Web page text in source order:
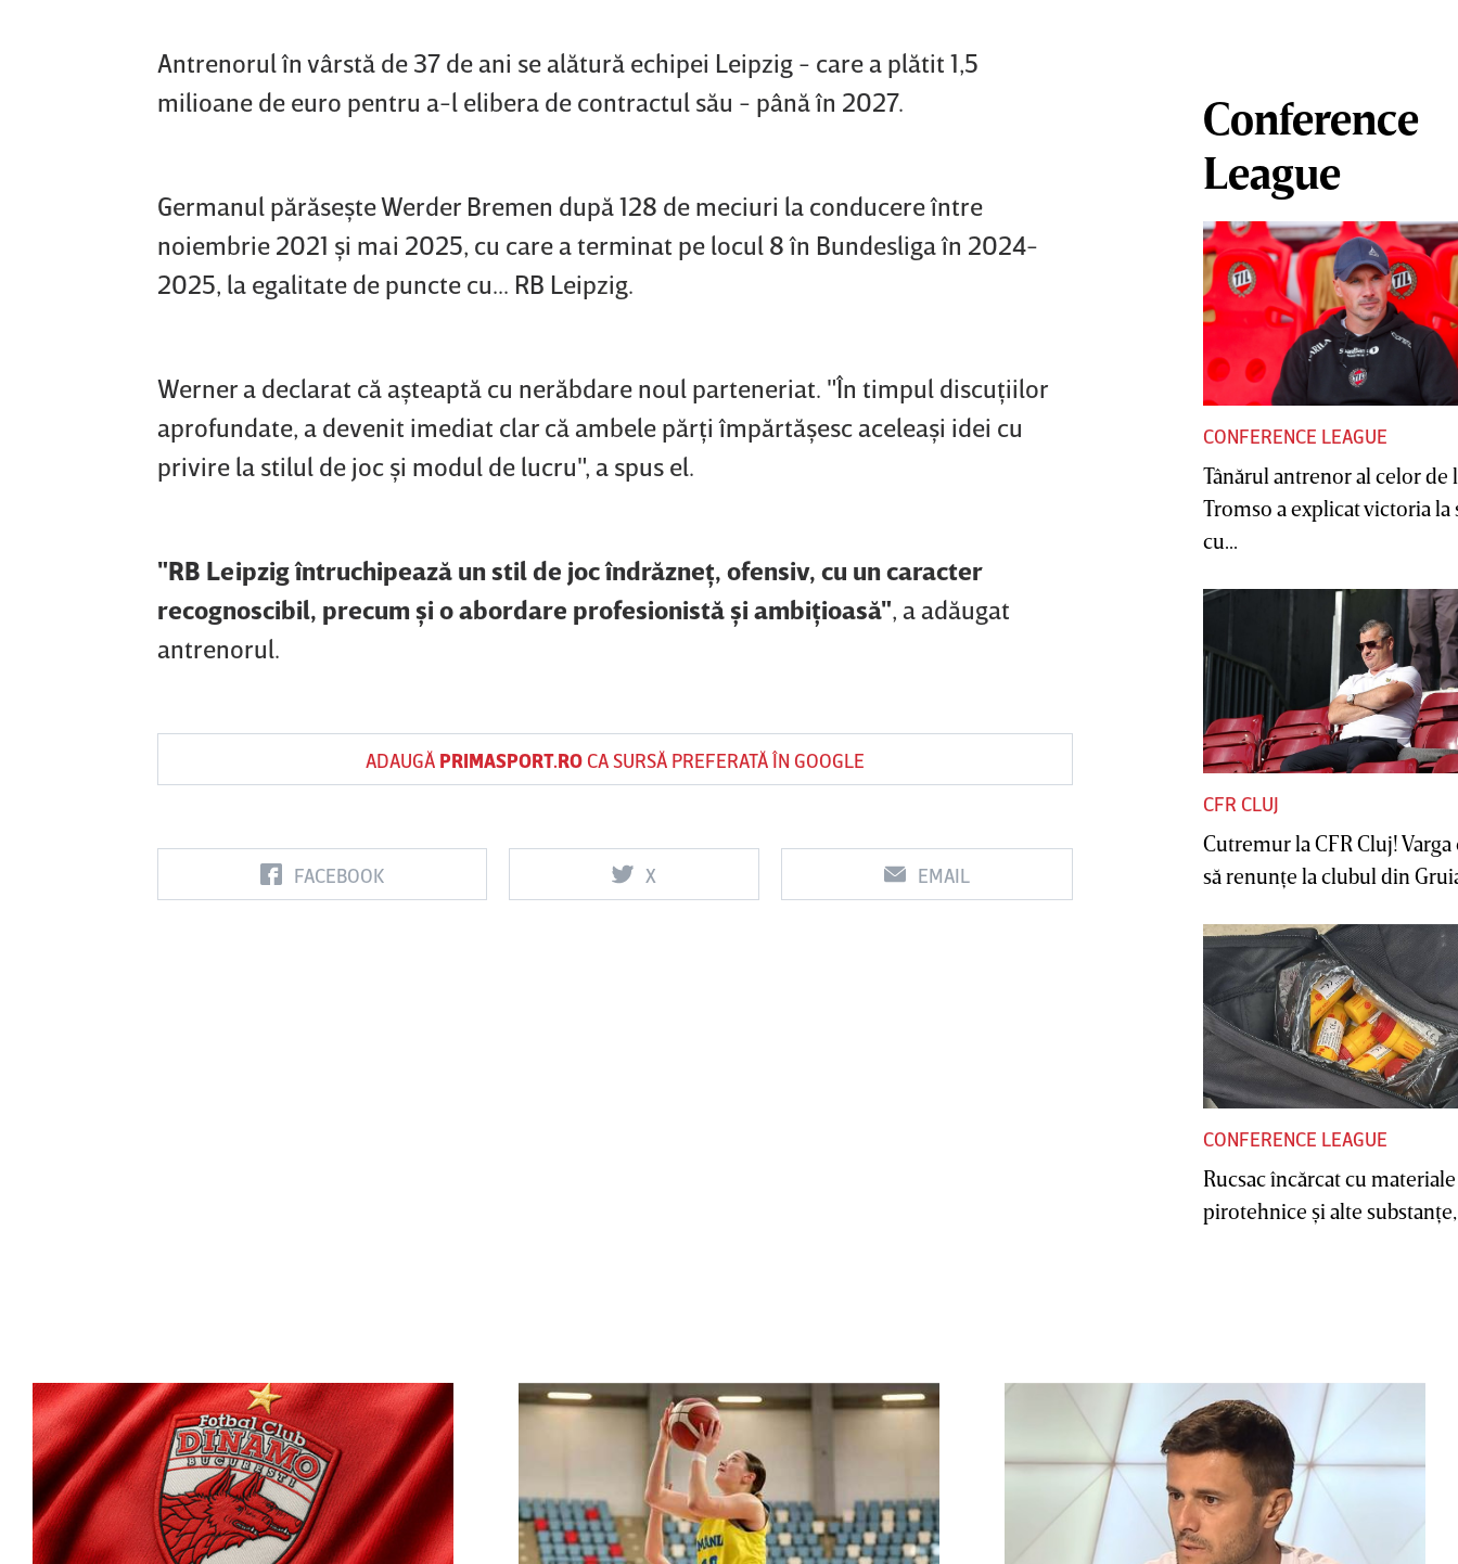
Antrenorul în vârstă de 37 de ani se alătură echipei Leipzig - care a plătit 1,5
milioane de euro pentru a-l elibera de contractul său - până în 2027.
Germanul părăseşte Werder Bremen după 128 de meciuri la conducere între
noiembrie 2021 şi mai 2025, cu care a terminat pe locul 8 în Bundesliga în 2024-
2025, la egalitate de puncte cu... RB Leipzig.
Werner a declarat că aşteaptă cu nerăbdare noul parteneriat. "În timpul discuţiilor
aprofundate, a devenit imediat clar că ambele părţi împărtăşesc aceleaşi idei cu
privire la stilul de joc şi modul de lucru", a spus el.
"RB Leipzig întruchipează un stil de joc îndrăzneţ, ofensiv, cu un caracter
recognoscibil, precum şi o abordare profesionistă şi ambiţioasă", a adăugat
antrenorul.
ADAUGĂ PRIMASPORT.ROCA SURSĂ PREFERATĂ ÎN GOOGLE
FACEBOOK X EMAIL
Conference
League
CONFERENCE LEAGUE
Tânărul antrenor al celor de
Tromso a explicat victoria la
cu...
CFR CLUJ
Cutremur la CFR Cluj! Varga
să renunţe la clubul din
CONFERENCE LEAGUE
Rucsac încărcat cu materiale
pirotehnice şi alte substanţe,